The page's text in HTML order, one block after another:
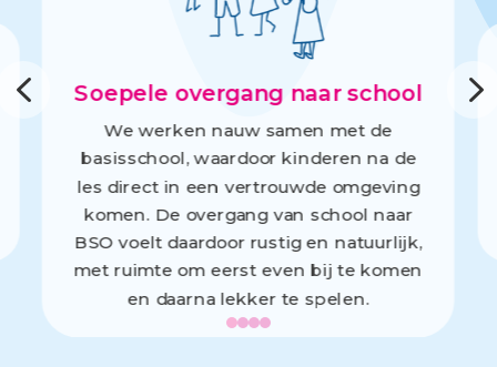
Soepele overgang naar school
We werken nauw samen met de
basisschool, waardoor kinderen na de
les direct in een vertrouwde omgeving
komen. De overgang van school naar
BSO voelt daardoor rustig en natuurlijk,
met ruimte om eerst even bij te komen
en daarna lekker te spelen.